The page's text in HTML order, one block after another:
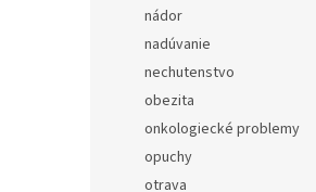
nádor
nadúvanie
nechutenstvo
obezita
onkologiecké problemy
opuchy
otrava